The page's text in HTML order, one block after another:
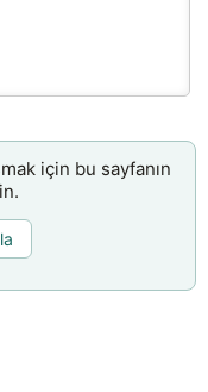
için bu sayfanın